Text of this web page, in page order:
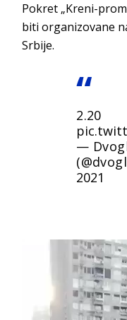
Pokret „Kreni-
biti organizovane
Srbije.
2.20
—
2021
Pregledač
zapisa